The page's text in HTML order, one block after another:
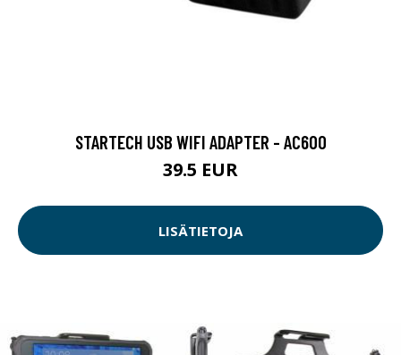
STARTECH USB WIFI ADAPTER - AC600
39.5 EUR
LISÄTIETOJA